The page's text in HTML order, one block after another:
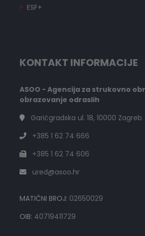
ESF+
KONTAKT INFORMACIJE
ASOO - Agencija za strukovno
obrazovanje odraslih
Garićgradska ul. 18, 10000 Zagreb
+385 1 62 74 666
+385 1 62 74 606
ured@asoo.hr
MATIČNI BROJ: 02650029
OIB: 40719411729